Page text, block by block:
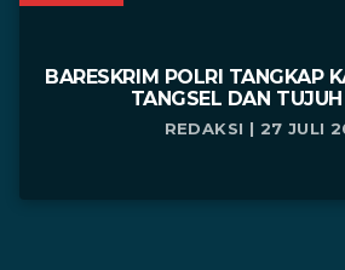
BARESKRIM POLRI TANGKAP
TANGSEL DAN TUJUH
REDAKSI | 27 JULI